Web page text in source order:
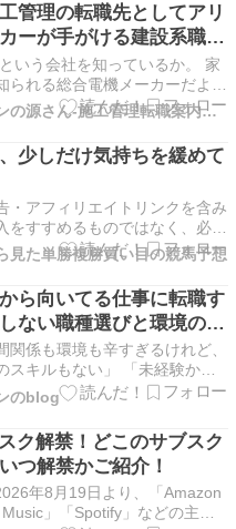
管理の転職先としてアリ
ーが手がける建設系職種
いう会社を知っているか。 家
られる総合電機メーカーだよ
設系の職種も複数抱えている会
て検討している施工管理は少
。求人サイトを見ると「プラン
電力プラント建設センター」と
セコカンの源さん-施工管理転職案内人がホワイト企業に導く
少しだけ気持ちを緩めて
・アフィリエイトリンクを含み
をすすめるものではなく、必要
して紹介しています。 週末の
気持ちを緩めてもいい 今夜く
抜いてみてください。 週末が
ちがなかなか緩まないことはあ
見た単勝複勝買い目の競馬予想
ら向いてる仕事に転職す
ない職種選びと環境の条
関係も環境も辛すぎるけれど、
スキルもない」 「未経験から
たいけれど、HSPの自分に何が
く分からない」 「新しい環境
た適応できずに失敗するのが怖
繊細な人）の気質を持つ方か
のblog
ク解禁！どこのサブスク
つ解禁かご紹介！
年8月19日より、「Amazon
」「Spotify」などの主要